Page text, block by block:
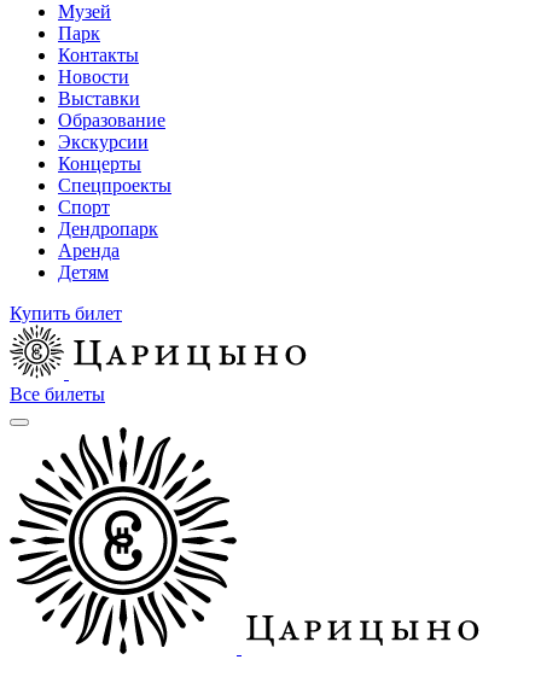
Музей
Парк
Контакты
Новости
Выставки
Образование
Экскурсии
Концерты
Спецпроекты
Спорт
Дендропарк
Аренда
Детям
Купить билет
Все билеты